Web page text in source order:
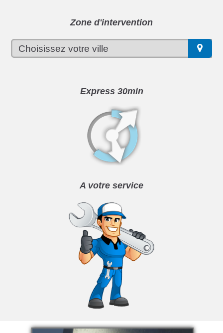
Zone d'intervention
Express 30min
A votre service